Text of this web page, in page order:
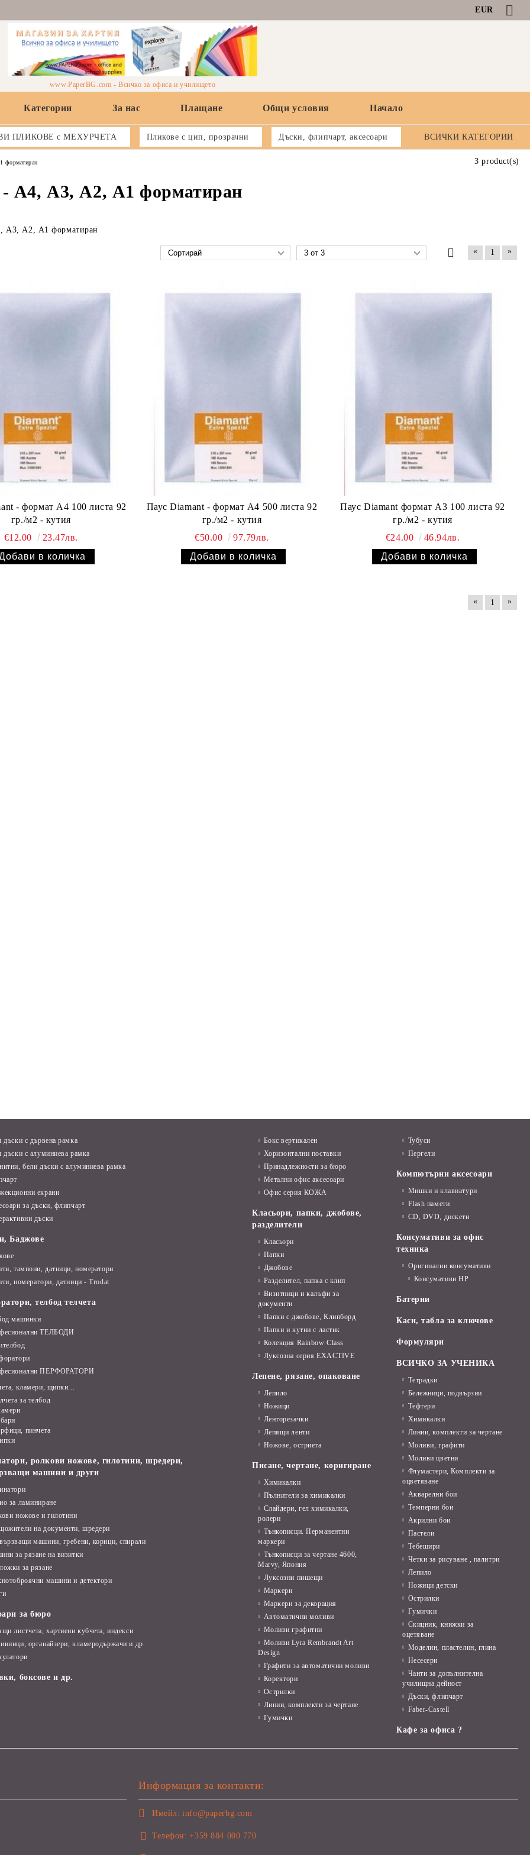
EUR
www.PaperBG.com - Всичко за офиса и училището
Категории За нас Плащане Общи условия Начало
ПЛИКОВЕ с МЕХУРЧЕТА Пликове с цип, прозрачни Дъски, флипчарт, аксесоари ВСИЧКИ КАТЕГОРИИ
А4, А3, А2, А1 форматиран
А2, А1 форматиран
3 product(s)
« 1 »
листа 92
гр./м2 - кутия
€12.00
23.47лв.
Паус Diamant - формат А4 500 листа 92
гр./м2 - кутия
€50.00
97.79лв.
Паус Diamant формат А3 100 листа 92
гр./м2 - кутия
€24.00
46.94лв.
« 1 »
дъски с дървена рамка
дъски с алуминиева рамка
бели дъски с алуминиева рамка
екрани
за дъски, флипчарт
дъски
Баджове
тампони, датници, номератори
номератори, датници - Trodat
телбод телчета
машинки
ТЕЛБОДИ
ПЕРФОРАТОРИ
кламери, щипки...
за телбод
пинчета
ролкови ножове, гилотини, шредери,
машини и други
за ламиниране
ножове и гилотини
на документи, шредери
машини, гребени, корици, спирали
за рязане на визитки
за рязане
машини и детектори
за бюро
листчета, хартиени кубчета, индекси
органайзери, кламеродържачи и др.
боксове и др.
Бокс вертикален
Хоризонтални поставки
Принадлежности за бюро
Метални офис аксесоари
Офис серия КОЖА
Класьори, папки, джобове,
разделители
Класьори
Папки
Джобове
Разделител, папка с клип
Визитници и калъфи за
документи
Папки с джобове, Клипборд
Папки и кутии с ластик
Колекция Rainbow Class
Луксозна серия EXACTIVE
Лепене, рязане, опаковане
Лепило
Ножици
Ленторезачки
Лепящи ленти
Ножове, остриета
Писане, чертане, коригиране
Химикалки
Пълнители за химикалки
Слайдери, гел химикалки,
ролери
Тънкописци. Перманентни
маркери
Тънкописци за чертане 4600,
Marvy, Япония
Луксозни пишещи
Маркери
Маркери за декорация
Автоматични моливи
Моливи графитни
Моливи Lyra Rembrandt Art
Design
Графити за автоматични моливи
Коректори
Острилки
Линии, комплекти за чертане
Гумички
Тубуси
Пергели
Компютърни аксесоари
Мишки и клавиатури
Flash памети
CD, DVD, дискети
Консумативи за офис
техника
Оригинални консумативи
Консумативи HP
Батерии
Каси, табла за ключове
Формуляри
ВСИЧКО ЗА УЧЕНИКА
Тетрадки
Бележници, подвързии
Тефтери
Химикалки
Линии, комплекти за чертане
Моливи, графити
Моливи цветни
Флумастери, Комплекти за
оцветяване
Акварелни бои
Темперни бои
Акрилни бои
Пастели
Тебешири
Четки за рисуване , палитри
Лепило
Ножици детски
Острилки
Гумички
Скицник, книжки за
оцетяване
Моделин, пластелин, глина
Несесери
Чанти за допълнителна
училищна дейност
Дъски, флипчарт
Faber-Castell
Кафе за офиса ?
Информация за контакти:
Имейл: info@paperbg.com
Телефон: +359 884 000 770